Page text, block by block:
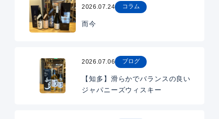
2026.07.24 コラム
而今
2026.07.06 ブログ
【知多】滑らかでバランスの良い
ジャパニーズウィスキー